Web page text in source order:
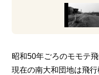
昭和50年ごろのモモテ
現在の南大和団地は飛行